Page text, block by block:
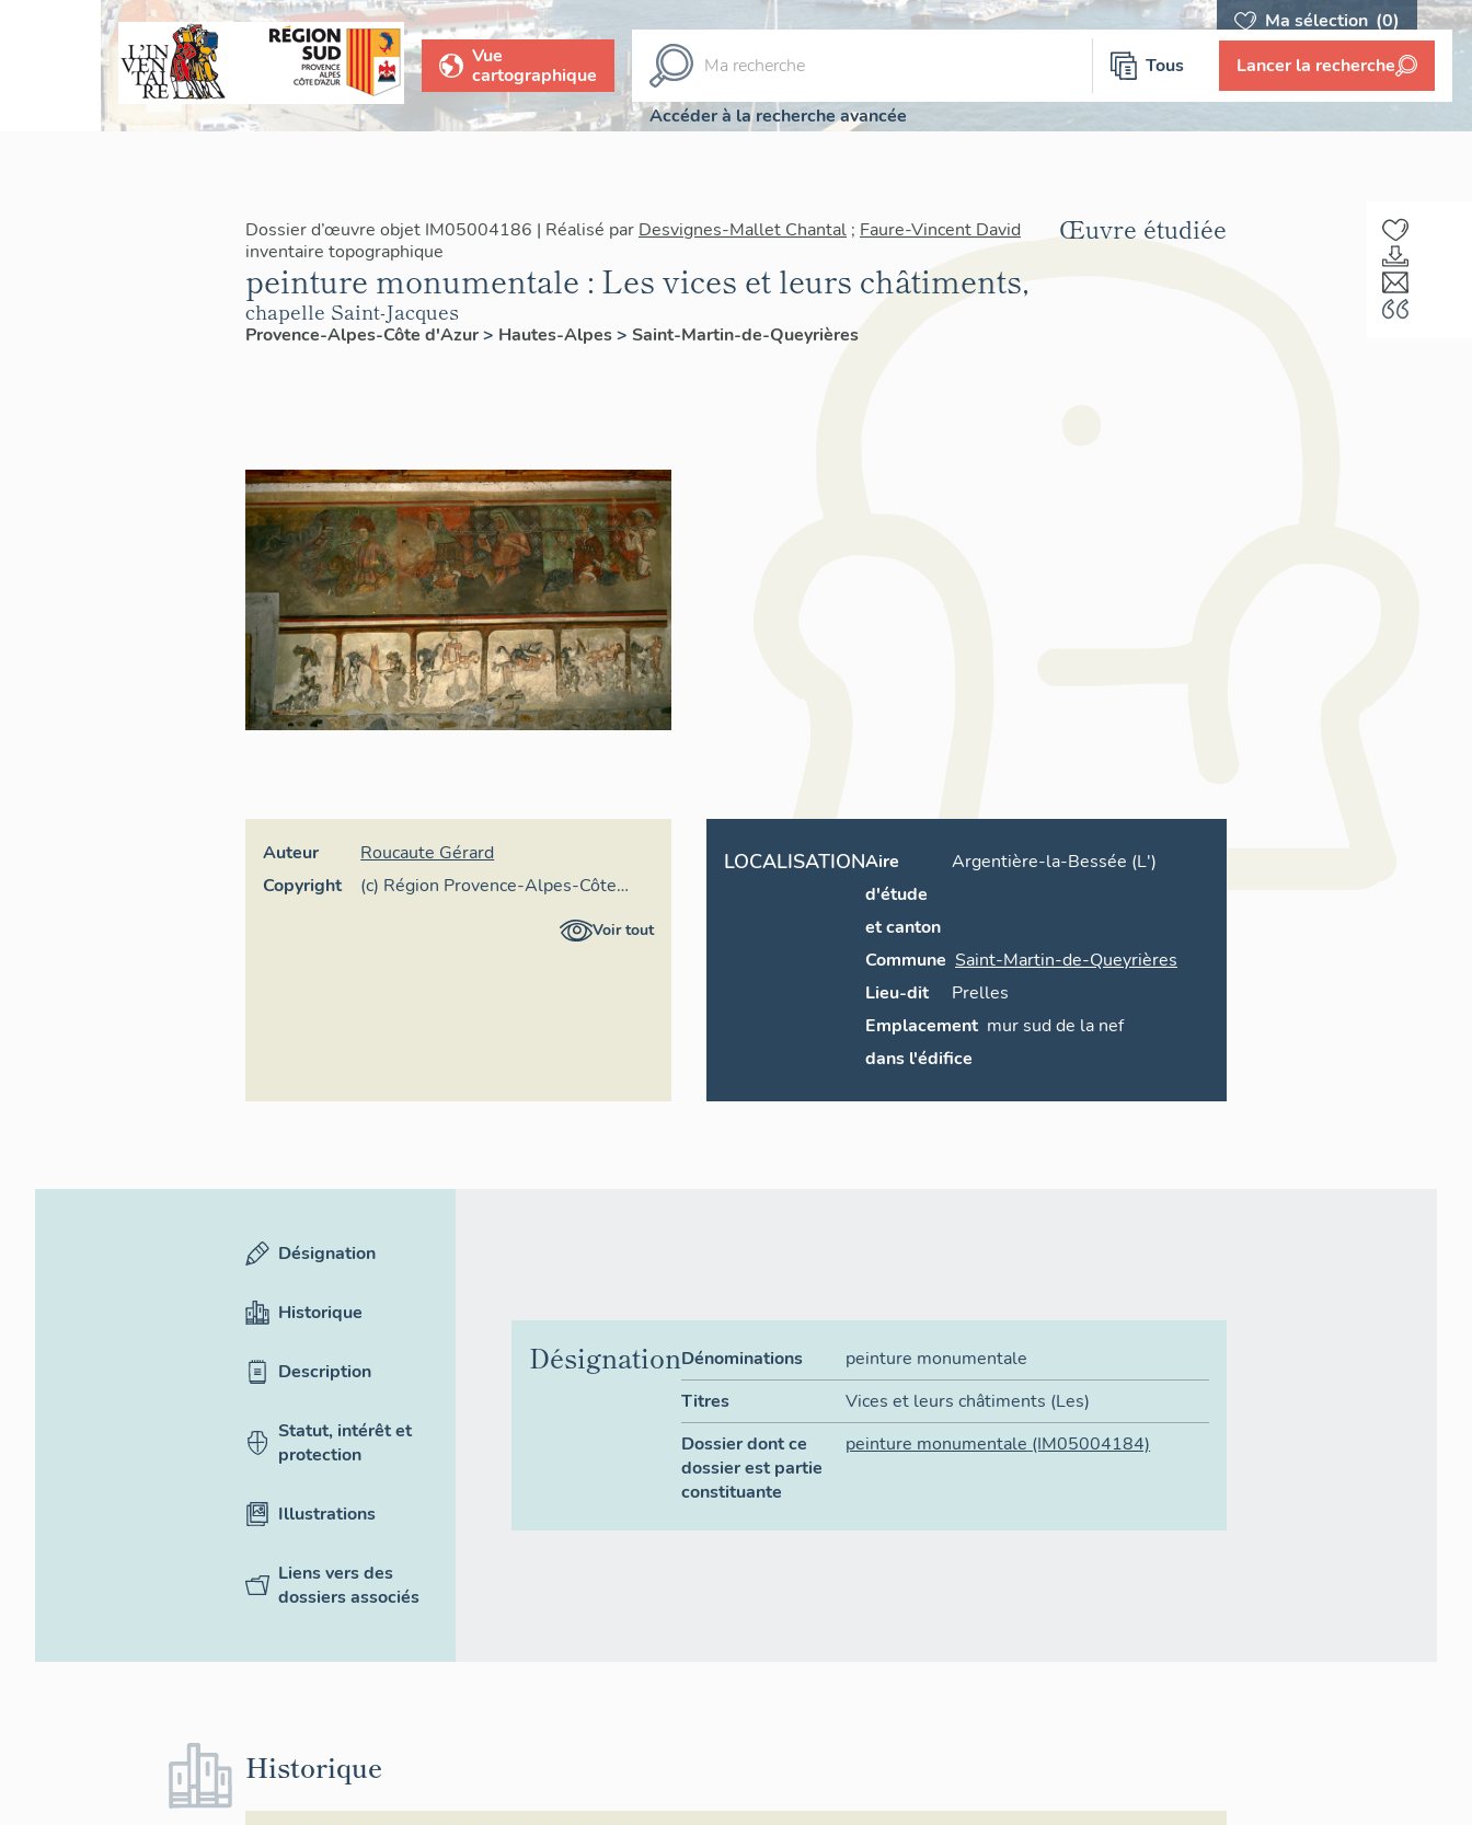
Ma sélection (0)
Vue
cartographique
Tous Lancer la recherche
Accéder à la recherche avancée
Dossier d’œuvre objet IM05004186 | Réalisé par Desvignes-Mallet Chantal ; Faure-Vincent David
inventaire topographique
peinture monumentale : Les vices et leurs châtiments,
chapelle Saint-Jacques
Provence-Alpes-Côte d'Azur> Hautes-Alpes> Saint-Martin-de-Queyrières
Œuvre étudiée
Auteur
Roucaute Gérard
Copyright
(c) Région Provence-Alpes-Côte
d'Azur - Inventaire général
Voir tout
LOCALISATIONAire
d'étude
et canton
Argentière-la-Bessée (L')
Commune Saint-Martin-de-Queyrières
Lieu-dit
Prelles
Emplacement
dans l'édifice
mur sud de la nef
Désignation
Historique
Description
Statut, intérêt et
protection
Illustrations
Liens vers des
dossiers associés
DésignationDénominations
peinture monumentale
Titres
Vices et leurs châtiments (Les)
Dossier dont ce
dossier est partie
constituante
peinture monumentale (IM05004184)
Historique